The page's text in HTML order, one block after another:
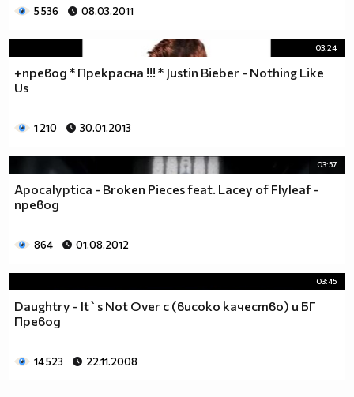
5 536 08.03.2011
03:24
+превод * Прекрасна !!! * Justin Bieber - Nothing Like
Us
1 210 30.01.2013
03:57
Apocalyptica - Broken Pieces feat. Lacey of Flyleaf -
превод
864 01.08.2012
03:45
Daughtry - It`s Not Over с (високо качество) и БГ
Превод
14 523 22.11.2008